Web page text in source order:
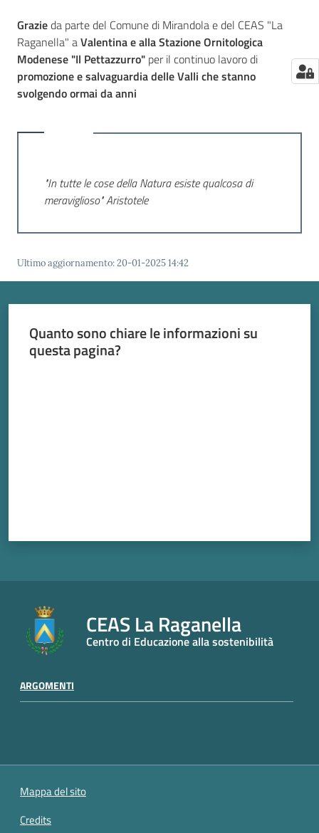
Grazieda parte del Comune di Mirandola e del CEAS "La
Raganella" aValentina e alla Stazione Ornitologica
Modenese "Il Pettazzurro" per il continuo lavoro di
promozione e salvaguardia delle Valli che stanno
svolgendo ormai da anni
"In tutte le cose della Natura esiste qualcosa di
meraviglioso" Aristotele
Ultimo aggiornamento:20-01-2025 14:42
Quanto sono chiare le informazioni su
questa pagina?
CEAS La Raganella
Centro di Educazione alla sostenibilità
ARGOMENTI
Mappa del sito
Credits